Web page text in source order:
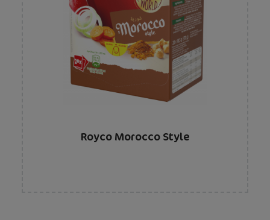
Royco Morocco Style